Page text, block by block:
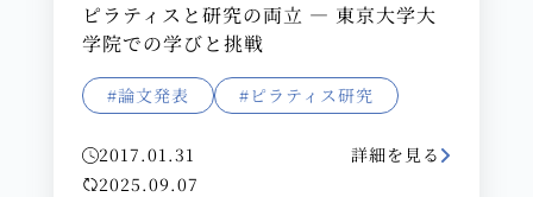
ピラティスと研究の両立 ― 東京大学大
学院での学びと挑戦
#論文発表 #ピラティス研究
2017.01.31
2025.09.07
詳細を見る